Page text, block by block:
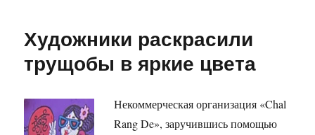
Художники раскрасили
трущобы в яркие цвета
Некоммерческая организация «Chal
Rang De», заручившись помощью